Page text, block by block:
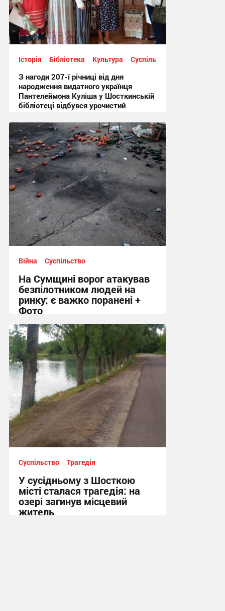
Історія Бібліотека Культура Суспільство
З нагоди 207-ї річниці від дня
народження видатного українця
Пантелеймона Куліша у Шосткинській
бібліотеці відбувся урочистий
культурно-мистецький захід + Фото
12:44 сьогодні
Війна Суспільство
На Сумщині ворог атакував
безпілотником людей на
ринку: є важко поранені +
Фото
10:41 сьогодні
Суспільство Трагедія
У сусідньому з Шосткою
місті сталася трагедія: на
озері загинув місцевий
житель